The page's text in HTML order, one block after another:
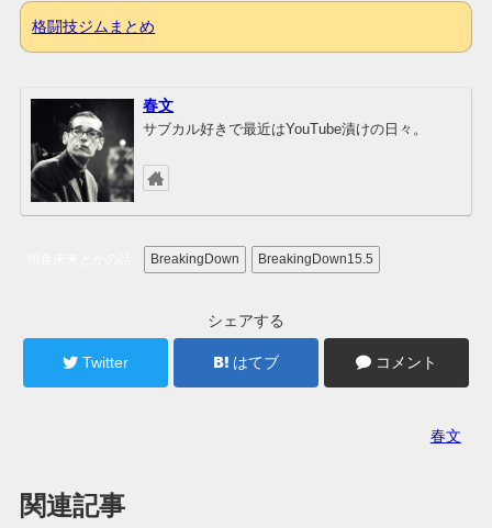
格闘技ジムまとめ
春文
サブカル好きで最近はYouTube漬けの日々。
BreakingDown BreakingDown15.5
シェアする
Twitter はてブ コメント
春文
関連記事